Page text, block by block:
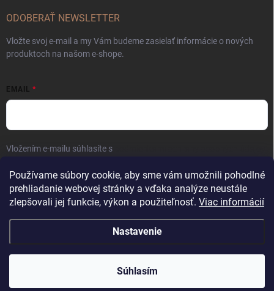
Používame súbory cookie, aby sme vám umožnili pohodlné
prehliadanie webovej stránky a vďaka analýze neustále
zlepšovali jej funkcie, výkon a použiteľnosť. Viac informácií
Nastavenie
Súhlasím
ODOBERAŤ NEWSLETTER
Vložte svoj e-mail a my Vám budeme zasielať informácie o nových
produktoch na našom e-shope.
EMAIL
Vložením e-mailu súhlasíte s
Prihlásiť sa
Kaliber SP s.r.o. . Všetky práva vyhradené.